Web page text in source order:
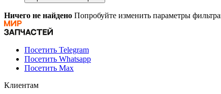
Ничего не найдено Попробуйте изменить параметры
Посетить Telegram
Посетить Whatsapp
Посетить Max
Клиентам